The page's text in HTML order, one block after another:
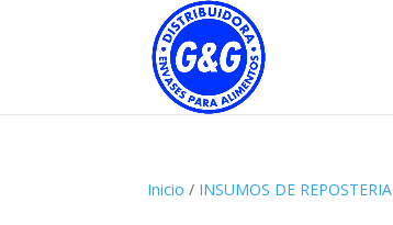
Inicio / INSUMOS DE REPOSTERIA